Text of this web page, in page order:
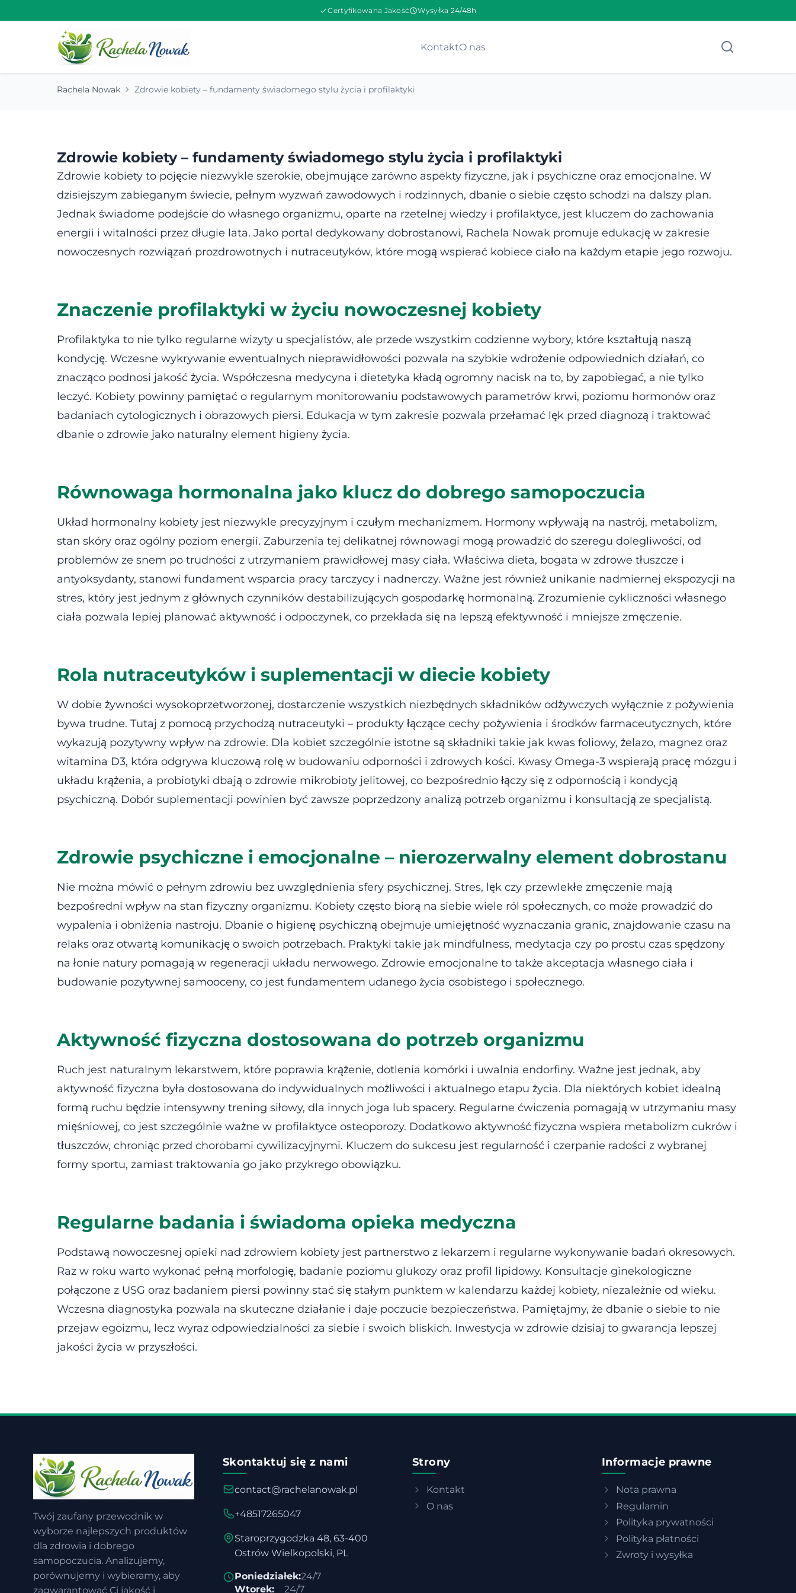
Certyfikowana Jakość Wysyłka 24/48h
KontaktO nas
Rachela Nowak Zdrowie kobiety – fundamenty świadomego stylu życia i profilaktyki
Zdrowie kobiety – fundamenty świadomego stylu życia i profilaktyki
Zdrowie kobiety to pojęcie niezwykle szerokie, obejmujące zarówno aspekty fizyczne, jak i psychiczne oraz emocjonalne. W
dzisiejszym zabieganym świecie, pełnym wyzwań zawodowych i rodzinnych, dbanie o siebie często schodzi na dalszy plan.
Jednak świadome podejście do własnego organizmu, oparte na rzetelnej wiedzy i profilaktyce, jest kluczem do zachowania
energii i witalności przez długie lata. Jako portal dedykowany dobrostanowi, Rachela Nowak promuje edukację w zakresie
nowoczesnych rozwiązań prozdrowotnych i nutraceutyków, które mogą wspierać kobiece ciało na każdym etapie jego rozwoju.
Znaczenie profilaktyki w życiu nowoczesnej kobiety
Profilaktyka to nie tylko regularne wizyty u specjalistów, ale przede wszystkim codzienne wybory, które kształtują naszą
kondycję. Wczesne wykrywanie ewentualnych nieprawidłowości pozwala na szybkie wdrożenie odpowiednich działań, co
znacząco podnosi jakość życia. Współczesna medycyna i dietetyka kładą ogromny nacisk na to, by zapobiegać, a nie tylko
leczyć. Kobiety powinny pamiętać o regularnym monitorowaniu podstawowych parametrów krwi, poziomu hormonów oraz
badaniach cytologicznych i obrazowych piersi. Edukacja w tym zakresie pozwala przełamać lęk przed diagnozą i traktować
dbanie o zdrowie jako naturalny element higieny życia.
Równowaga hormonalna jako klucz do dobrego samopoczucia
Układ hormonalny kobiety jest niezwykle precyzyjnym i czułym mechanizmem. Hormony wpływają na nastrój, metabolizm,
stan skóry oraz ogólny poziom energii. Zaburzenia tej delikatnej równowagi mogą prowadzić do szeregu dolegliwości, od
problemów ze snem po trudności z utrzymaniem prawidłowej masy ciała. Właściwa dieta, bogata w zdrowe tłuszcze i
antyoksydanty, stanowi fundament wsparcia pracy tarczycy i nadnerczy. Ważne jest również unikanie nadmiernej ekspozycji na
stres, który jest jednym z głównych czynników destabilizujących gospodarkę hormonalną. Zrozumienie cykliczności własnego
ciała pozwala lepiej planować aktywność i odpoczynek, co przekłada się na lepszą efektywność i mniejsze zmęczenie.
Rola nutraceutyków i suplementacji w diecie kobiety
W dobie żywności wysokoprzetworzonej, dostarczenie wszystkich niezbędnych składników odżywczych wyłącznie z pożywienia
bywa trudne. Tutaj z pomocą przychodzą nutraceutyki – produkty łączące cechy pożywienia i środków farmaceutycznych, które
wykazują pozytywny wpływ na zdrowie. Dla kobiet szczególnie istotne są składniki takie jak kwas foliowy, żelazo, magnez oraz
witamina D3, która odgrywa kluczową rolę w budowaniu odporności i zdrowych kości. Kwasy Omega-3 wspierają pracę mózgu i
układu krążenia, a probiotyki dbają o zdrowie mikrobioty jelitowej, co bezpośrednio łączy się z odpornością i kondycją
psychiczną. Dobór suplementacji powinien być zawsze poprzedzony analizą potrzeb organizmu i konsultacją ze specjalistą.
Zdrowie psychiczne i emocjonalne – nierozerwalny element dobrostanu
Nie można mówić o pełnym zdrowiu bez uwzględnienia sfery psychicznej. Stres, lęk czy przewlekłe zmęczenie mają
bezpośredni wpływ na stan fizyczny organizmu. Kobiety często biorą na siebie wiele ról społecznych, co może prowadzić do
wypalenia i obniżenia nastroju. Dbanie o higienę psychiczną obejmuje umiejętność wyznaczania granic, znajdowanie czasu na
relaks oraz otwartą komunikację o swoich potrzebach. Praktyki takie jak mindfulness, medytacja czy po prostu czas spędzony
na łonie natury pomagają w regeneracji układu nerwowego. Zdrowie emocjonalne to także akceptacja własnego ciała i
budowanie pozytywnej samooceny, co jest fundamentem udanego życia osobistego i społecznego.
Aktywność fizyczna dostosowana do potrzeb organizmu
Ruch jest naturalnym lekarstwem, które poprawia krążenie, dotlenia komórki i uwalnia endorfiny. Ważne jest jednak, aby
aktywność fizyczna była dostosowana do indywidualnych możliwości i aktualnego etapu życia. Dla niektórych kobiet idealną
formą ruchu będzie intensywny trening siłowy, dla innych joga lub spacery. Regularne ćwiczenia pomagają w utrzymaniu masy
mięśniowej, co jest szczególnie ważne w profilaktyce osteoporozy. Dodatkowo aktywność fizyczna wspiera metabolizm cukrów i
tłuszczów, chroniąc przed chorobami cywilizacyjnymi. Kluczem do sukcesu jest regularność i czerpanie radości z wybranej
formy sportu, zamiast traktowania go jako przykrego obowiązku.
Regularne badania i świadoma opieka medyczna
Podstawą nowoczesnej opieki nad zdrowiem kobiety jest partnerstwo z lekarzem i regularne wykonywanie badań okresowych.
Raz w roku warto wykonać pełną morfologię, badanie poziomu glukozy oraz profil lipidowy. Konsultacje ginekologiczne
połączone z USG oraz badaniem piersi powinny stać się stałym punktem w kalendarzu każdej kobiety, niezależnie od wieku.
Wczesna diagnostyka pozwala na skuteczne działanie i daje poczucie bezpieczeństwa. Pamiętajmy, że dbanie o siebie to nie
przejaw egoizmu, lecz wyraz odpowiedzialności za siebie i swoich bliskich. Inwestycja w zdrowie dzisiaj to gwarancja lepszej
jakości życia w przyszłości.
Twój zaufany przewodnik w
wyborze najlepszych produktów
dla zdrowia i dobrego
samopoczucia. Analizujemy,
porównujemy i wybieramy, aby
zagwarantować Ci jakość i
Skontaktuj się z nami
contact@rachelanowak.pl
+48517265047
Staroprzygodzka 48, 63-400
Ostrów Wielkopolski, PL
Poniedziałek:24/7
Wtorek:
24/7
Strony
Kontakt
O nas
Informacje prawne
Nota prawna
Regulamin
Polityka prywatności
Polityka płatności
Zwroty i wysyłka